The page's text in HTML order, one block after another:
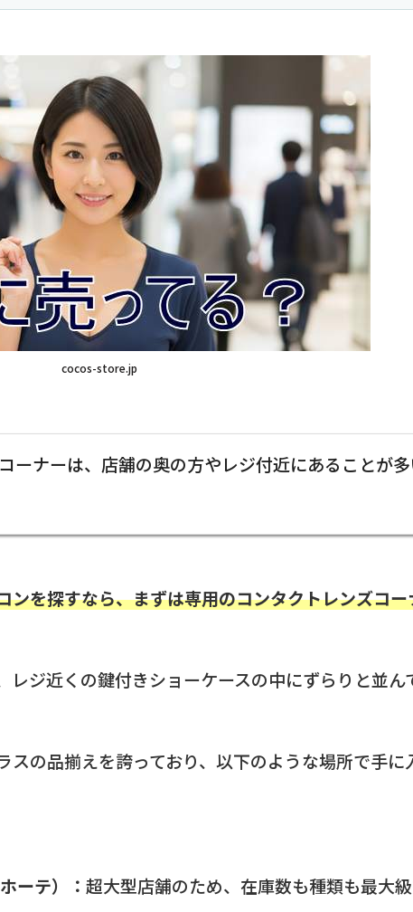
cocos-store.jp
ーナーは、店舗の奥の方やレジ付近にあることが
ンを探すなら、まずは専用のコンタクトレンズコー
レジ近くの鍵付きショーケースの中にずらりと並ん
スの品揃えを誇っており、以下のような場所で手に
ーテ）： 超大型店舗のため、在庫数も種類も最大